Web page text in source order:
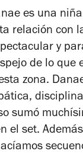
es una
relación con
y
de lo que
zona.
sumó
el set.